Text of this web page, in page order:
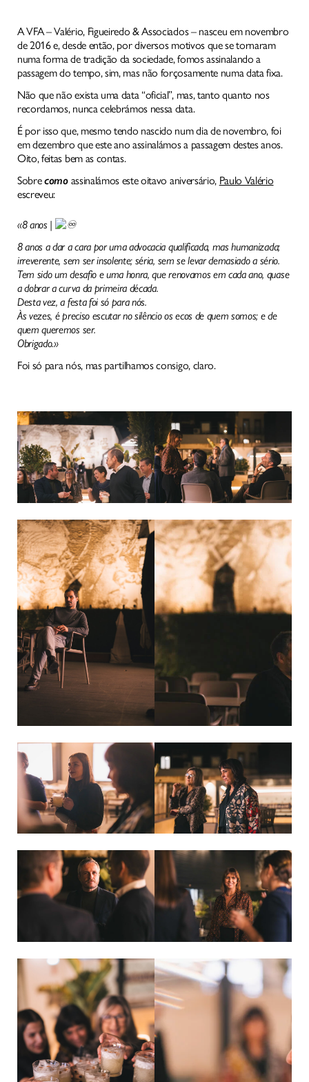
INÍCIO
IDENTIDADE
INTELIGÊNCIA NATURAL
CONHECIMENTO
ONDE ESTAMOS
A VFA – Valério, Figueiredo & Associados – nasceu em novembro
de 2016 e, desde então, por diversos motivos que se tornaram
numa forma de tradição da sociedade, fomos assinalando a
passagem do tempo, sim, mas não forçosamente numa data fixa.
Não que não exista uma data “oficial”, mas, tanto quanto nos
recordamos, nunca celebrámos nessa data.
É por isso que, mesmo tendo nascido num dia de novembro, foi
em dezembro que este ano assinalámos a passagem destes anos.
Oito, feitas bem as contas.
Sobrecomoassinalámos este oitavo aniversário, Paulo Valério
escreveu:
«8 anos |
8 anos a dar a cara por uma advocacia qualificada, mas humanizada;
irreverente, sem ser insolente; séria, sem se levar demasiado a sério.
Tem sido um desafio e uma honra, que renovamos em cada ano, quase
a dobrar a curva da primeira década.
Desta vez, a festa foi só para nós.
Às vezes, é preciso escutar no silêncio os ecos de quem somos; e de
quem queremos ser.
Obrigado.»
Foi só para nós, mas partilhamos consigo, claro.